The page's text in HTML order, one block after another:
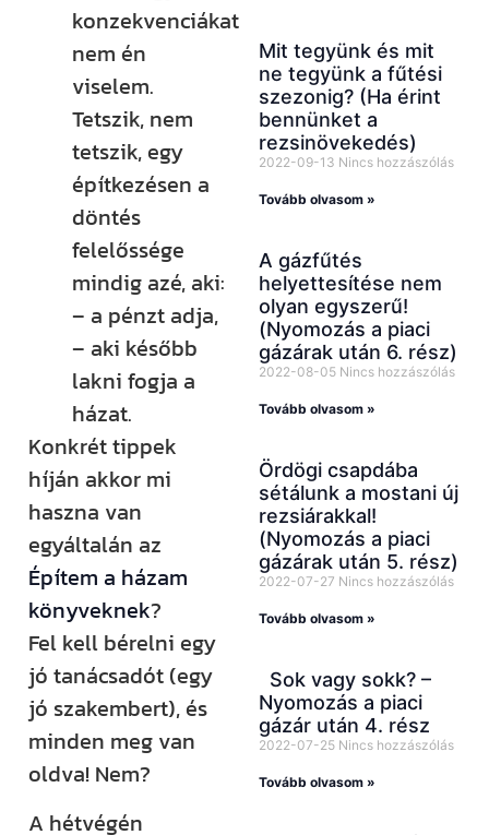
konzekvenciákat
nem én
viselem.
Tetszik, nem
tetszik, egy
építkezésen a
döntés
felelőssége
mindig azé, aki:
– a pénzt adja,
– aki később
lakni fogja a
házat.
Konkrét tippek
híján akkor mi
haszna van
egyáltalán az
Építem a házam
könyveknek?
Fel kell bérelni egy
jó tanácsadót (egy
jó szakembert), és
minden meg van
oldva! Nem?
A hétvégén
Mit tegyünk és mit
ne tegyünk a fűtési
szezonig? (Ha érint
bennünket a
rezsinövekedés)
2022-09-13 Nincs hozzászólás
Tovább olvasom »
A gázfűtés
helyettesítése nem
olyan egyszerű!
(Nyomozás a piaci
gázárak után 6. rész)
2022-08-05 Nincs hozzászólás
Tovább olvasom »
Ördögi csapdába
sétálunk a mostani új
rezsiárakkal!
(Nyomozás a piaci
gázárak után 5. rész)
2022-07-27 Nincs hozzászólás
Tovább olvasom »
Sok vagy sokk? –
Nyomozás a piaci
gázár után 4. rész
2022-07-25 Nincs hozzászólás
Tovább olvasom »